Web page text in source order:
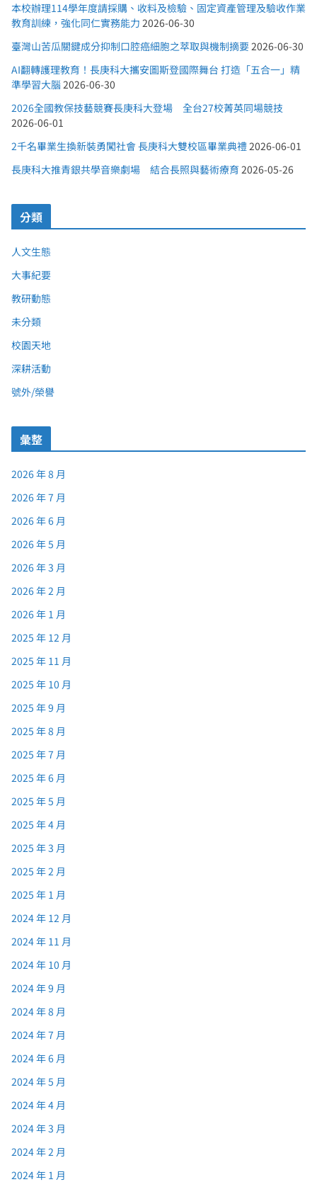
本校辦理114學年度請採購、收料及檢驗、固定資產管理及驗收作業
教育訓練，強化同仁實務能力 2026-06-30
臺灣山苦瓜關鍵成分抑制口腔癌細胞之萃取與機制摘要2026-06-30
AI翻轉護理教育！長庚科大攜安圖斯登國際舞台 打造「五合一」精
準學習大腦 2026-06-30
2026全國教保技藝競賽長庚科大登場 全台27校菁英同場競技
2026-06-01
2千名畢業生換新裝勇闖社會 長庚科大雙校區畢業典禮2026-06-01
長庚科大推青銀共學音樂劇場 結合長照與藝術療育 2026-05-26
分類
人文生態
大事紀要
教研動態
未分類
校園天地
深耕活動
號外/榮譽
彙整
2026 年 8 月
2026 年 7 月
2026 年 6 月
2026 年 5 月
2026 年 3 月
2026 年 2 月
2026 年 1 月
2025 年 12 月
2025 年 11 月
2025 年 10 月
2025 年 9 月
2025 年 8 月
2025 年 7 月
2025 年 6 月
2025 年 5 月
2025 年 4 月
2025 年 3 月
2025 年 2 月
2025 年 1 月
2024 年 12 月
2024 年 11 月
2024 年 10 月
2024 年 9 月
2024 年 8 月
2024 年 7 月
2024 年 6 月
2024 年 5 月
2024 年 4 月
2024 年 3 月
2024 年 2 月
2024 年 1 月